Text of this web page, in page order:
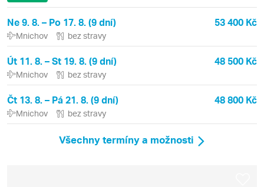
Ne 9. 8. – Po 17. 8. (9 dní) 53 400 Kč
Mnichov bez stravy
Út 11. 8. – St 19. 8. (9 dní) 48 500 Kč
Mnichov bez stravy
Čt 13. 8. – Pá 21. 8. (9 dní) 48 800 Kč
Mnichov bez stravy
Všechny termíny a možnosti